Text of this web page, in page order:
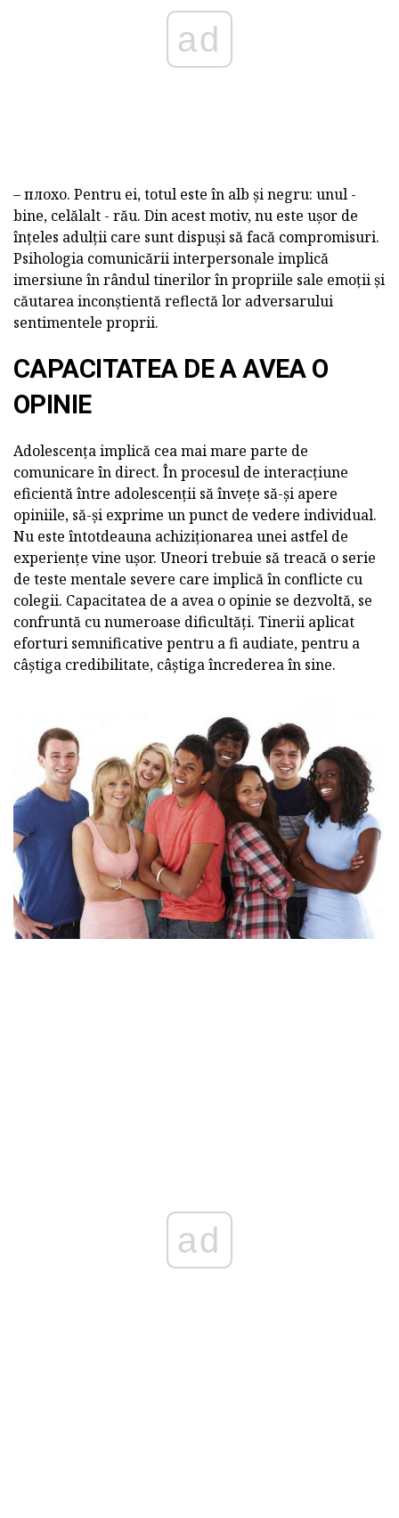
ad
– плохо. Pentru ei, totul este în alb și negru: unul -
bine, celălalt - rău. Din acest motiv, nu este ușor de
înțeles adulții care sunt dispuși să facă compromisuri.
Psihologia comunicării interpersonale implică
imersiune în rândul tinerilor în propriile sale emoții și
căutarea inconștientă reflectă lor adversarului
sentimentele proprii.
CAPACITATEA DE A AVEA O
OPINIE
Adolescența implică cea mai mare parte de
comunicare în direct. În procesul de interacțiune
eficientă între adolescenții să învețe să-și apere
opiniile, să-și exprime un punct de vedere individual.
Nu este întotdeauna achiziționarea unei astfel de
experiențe vine ușor. Uneori trebuie să treacă o serie
de teste mentale severe care implică în conflicte cu
colegii. Capacitatea de a avea o opinie se dezvoltă, se
confruntă cu numeroase dificultăți. Tinerii aplicat
eforturi semnificative pentru a fi audiate, pentru a
câștiga credibilitate, câștiga încrederea în sine.
ad